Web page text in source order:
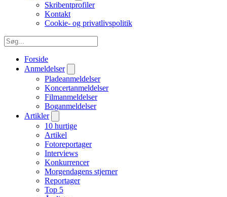
Skribentprofiler
Kontakt
Cookie- og privatlivspolitik
Forside
Anmeldelser
Pladeanmeldelser
Koncertanmeldelser
Filmanmeldelser
Boganmeldelser
Artikler
10 hurtige
Artikel
Fotoreportager
Interviews
Konkurrencer
Morgendagens stjerner
Reportager
Top 5